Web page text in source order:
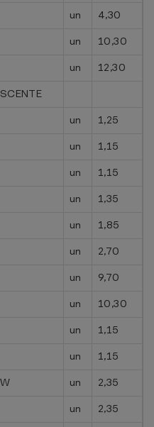
un
4,30
un
10,30
un
12,30
un
1,25
un
1,15
un
1,15
un
1,35
un
1,85
un
2,70
un
9,70
un
10,30
un
1,15
un
1,15
un
2,35
un
2,35